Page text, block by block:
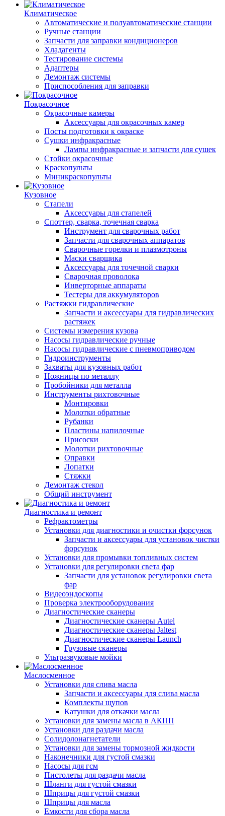
Климатическое
Автоматические и полуавтоматические станции
Ручные станции
Запчасти для заправки кондиционеров
Хладагенты
Тестирование системы
Адаптеры
Демонтаж системы
Приспособления для заправки
Покрасочное
Окрасочные камеры
Аксессуары для окрасочных камер
Посты подготовки к окраске
Сушки инфракрасные
Лампы инфракрасные и запчасти для сушек
Стойки окрасочные
Краскопульты
Миникраскопульты
Кузовное
Стапели
Аксессуары для стапелей
Споттер, сварка, точечная сварка
Инструмент для сварочных работ
Запчасти для сварочных аппаратов
Сварочные горелки и плазмотроны
Маски сварщика
Аксессуары для точечной сварки
Сварочная проволока
Инверторные аппараты
Тестеры для аккумуляторов
Растяжки гидравлические
Запчасти и аксессуары для гидравлических
растяжек
Системы измерения кузова
Насосы гидравлические ручные
Насосы гидравлические с пневмоприводом
Гидроинструменты
Захваты для кузовных работ
Ножницы по металлу
Пробойники для металла
Инструменты рихтовочные
Монтировки
Молотки обратные
Рубанки
Пластины напилочные
Присоски
Молотки рихтовочные
Оправки
Лопатки
Стяжки
Демонтаж стекол
Общий инструмент
Диагностика и ремонт
Рефрактометры
Установки для диагностики и очистки форсунок
Запчасти и аксессуары для установок чистки
форсунок
Установки для промывки топливных систем
Установки для регулировки света фар
Запчасти для установок регулировки света
фар
Видеоэндоскопы
Проверка электрооборудования
Диагностические сканеры
Диагностические сканеры Autel
Диагностические сканеры Jaltest
Диагностические сканеры Launch
Грузовые сканеры
Ультразвуковые мойки
Маслосменное
Установки для слива масла
Запчасти и аксессуары для слива масла
Комплекты щупов
Катушки для откачки масла
Установки для замены масла в АКПП
Установки для раздачи масла
Солидолонагнетатели
Установки для замены тормозной жидкости
Наконечники для густой смазки
Насосы для гсм
Пистолеты для раздачи масла
Шланги для густой смазки
Шприцы для густой смазки
Шприцы для масла
Емкости для сбора масла